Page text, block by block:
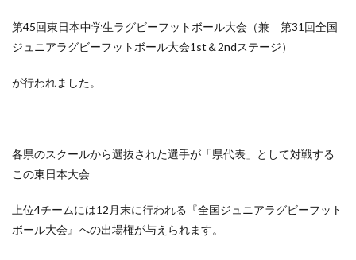
第45回東日本中学生ラグビーフットボール大会（兼 第31回全国
ジュニアラグビーフットボール大会1st＆2ndステージ）
が行われました。
各県のスクールから選抜された選手が「県代表」として対戦する
この東日本大会
上位4チームには12月末に行われる『全国ジュニアラグビーフット
ボール大会』への出場権が与えられます。